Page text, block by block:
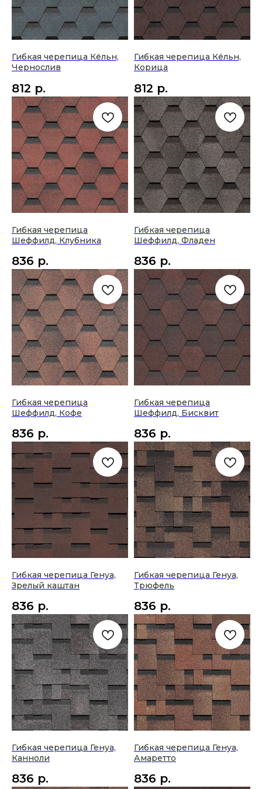
Гибкая черепица Кёльн,
Чернослив
812 р.
Гибкая черепица Кёльн,
Корица
812 р.
Гибкая черепица
Шеффилд, Клубника
836 р.
Гибкая черепица
Шеффилд, Фладен
836 р.
Гибкая черепица
Шеффилд, Кофе
836 р.
Гибкая черепица
Шеффилд, Бисквит
836 р.
Гибкая черепица Генуа,
Зрелый каштан
836 р.
Гибкая черепица Генуа,
Трюфель
836 р.
Гибкая черепица Генуа,
Канноли
836 р.
Гибкая черепица Генуа,
Амаретто
836 р.
Напишите нам через мессенджеры или
в виджете обратной связи и наши специалисты
помогут получить исчерпывающую
информацию в самое короткое время.
ОСТАЛИСЬ ВОПРОСЫ?
ЗАДАТЬ ВОПРОС